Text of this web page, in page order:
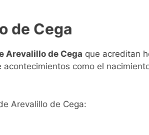
de Cega
Arevalillo de Cega que acreditan
como el
Arevalillo de Cega: